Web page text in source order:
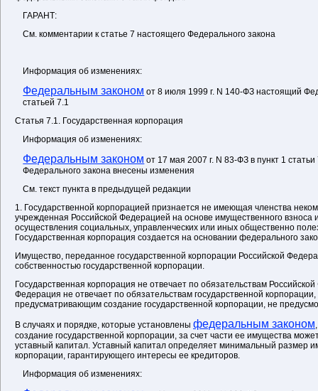
ГАРАНТ:
См. комментарии к статье 7 настоящего Федерального закона
Информация об изменениях:
Федеральным законом от 8 июля 1999 г. N 140-ФЗ настоящий
статьей 7.1
Статья 7.1. Государственная корпорация
Информация об изменениях:
Федеральным законом от 17 мая 2007 г. N 83-ФЗ в пункт 1
Федерального закона внесены изменения
См. текст пункта в предыдущей редакции
1. Государственной корпорацией признается не имеющая членства
учрежденная Российской Федерацией на основе имущественного взноса
осуществления социальных, управленческих или иных общественно
Государственная корпорация создается на основании федерального
Имущество, переданное государственной корпорации Российской
собственностью государственной корпорации.
Государственная корпорация не отвечает по обязательствам
Федерация не отвечает по обязательствам государственной
предусматривающим создание государственной корпорации, не
В случаях и порядке, которые установлены федеральным законом
создание государственной корпорации, за счет части ее имущества
уставный капитал. Уставный капитал определяет минимальный размер
корпорации, гарантирующего интересы ее кредиторов.
Информация об изменениях: